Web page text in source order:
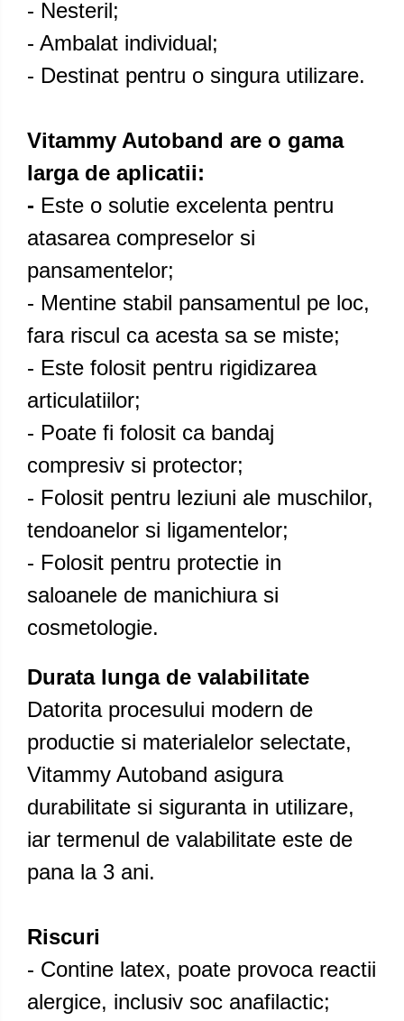
- Nesteril;
- Ambalat individual;
- Destinat pentru o singura utilizare.
Vitammy Autoband are o gama
larga de aplicatii:
- Este o solutie excelenta pentru
atasarea compreselor si
pansamentelor;
- Mentine stabil pansamentul pe loc,
fara riscul ca acesta sa se miste;
- Este folosit pentru rigidizarea
articulatiilor;
- Poate fi folosit ca bandaj
compresiv si protector;
- Folosit pentru leziuni ale muschilor,
tendoanelor si ligamentelor;
- Folosit pentru protectie in
saloanele de manichiura si
cosmetologie.
Durata lunga de valabilitate
Datorita procesului modern de
productie si materialelor selectate,
Vitammy Autoband asigura
durabilitate si siguranta in utilizare,
iar termenul de valabilitate este de
pana la 3 ani.
Riscuri
- Contine latex, poate provoca reactii
alergice, inclusiv soc anafilactic;